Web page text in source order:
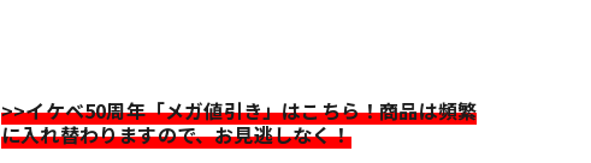
>>イケベ50周年「メガ値引き」はこちら！商品は頻繁
に入れ替わりますので、お見逃しなく！